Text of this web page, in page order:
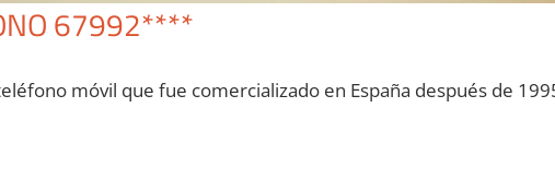
67992****
móvil quе fue comercializado en España después dе